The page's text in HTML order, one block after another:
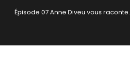
Épisode 07Anne Diveu vous raconte.